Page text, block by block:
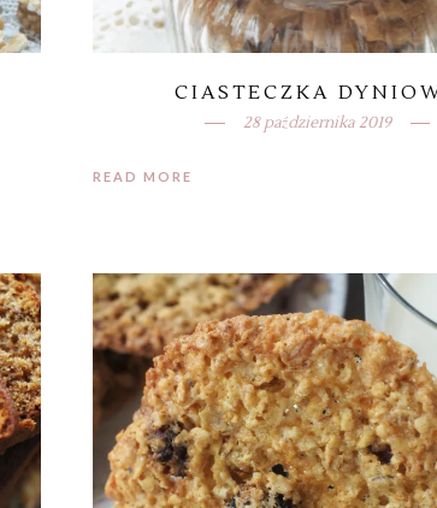
CIASTECZKA
28 października 2019
READ MORE